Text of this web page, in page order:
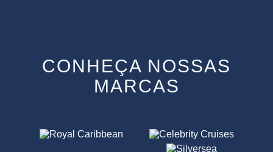
CONHEÇA NOSSAS
MARCAS